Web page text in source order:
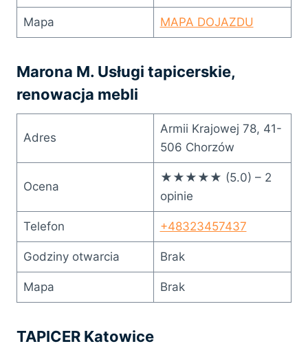
Mapa MAPA DOJAZDU
Marona M. Usługi tapicerskie,
renowacja mebli
Adres
Armii Krajowej 78, 41-
506 Chorzów
Ocena
★★★★★ (5.0) – 2
opinie
Telefon +48323457437
Godziny otwarcia Brak
Mapa Brak
TAPICER Katowice